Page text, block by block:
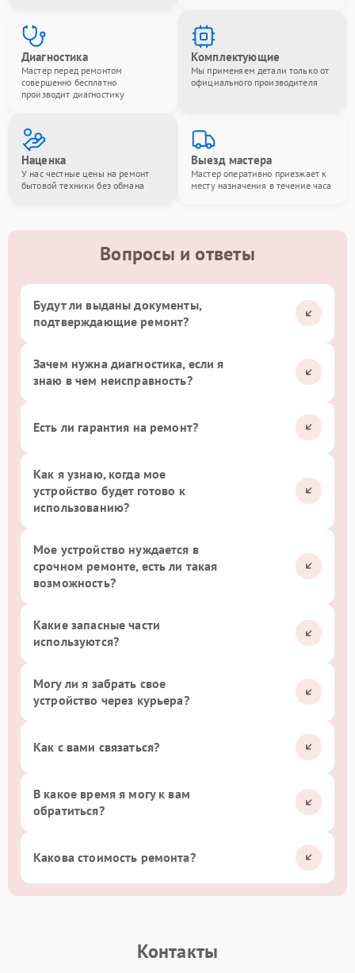
Диагностика
Мастер перед ремонтом
совершенно бесплатно
производит диагностику
Комплектующие
Мы применяем детали только от
официального производителя
Наценка
У нас честные цены на ремонт
бытовой техники без обмана
Выезд мастера
Мастер оперативно приезжает к
месту назначения в течение часа
Вопросы и ответы
Будут ли выданы документы,
подтверждающие ремонт?
Зачем нужна диагностика, если я
знаю в чем неисправность?
Есть ли гарантия на ремонт?
Как я узнаю, когда мое
устройство будет готово к
использованию?
Мое устройство нуждается в
срочном ремонте, есть ли такая
возможность?
Какие запасные части
используются?
Могу ли я забрать свое
устройство через курьера?
Как с вами связаться?
В какое время я могу к вам
обратиться?
Какова стоимость ремонта?
Контакты